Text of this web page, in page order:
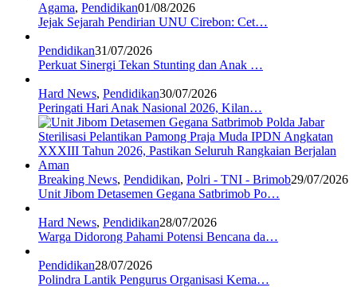
Agama, Pendidikan01/08/2026
Jejak Sejarah Pendirian UNU Cirebon: Cet…
Pendidikan31/07/2026
Perkuat Sinergi Tekan Stunting dan Anak …
Hard News, Pendidikan30/07/2026
Peringati Hari Anak Nasional 2026, Kilan…
Breaking News, Pendidikan, Polri - TNI - Brimob29/07/2026
Unit Jibom Detasemen Gegana Satbrimob Po…
Hard News, Pendidikan28/07/2026
Warga Didorong Pahami Potensi Bencana da…
Pendidikan28/07/2026
Polindra Lantik Pengurus Organisasi Kema…